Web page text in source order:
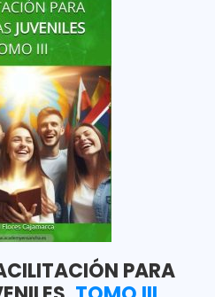
PARA